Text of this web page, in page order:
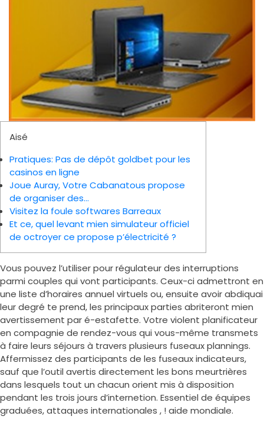
Aisé
Pratiques: Pas de dépôt goldbet pour les
casinos en ligne
Joue Auray, Votre Cabanatous propose
de organiser des…
Visitez la foule softwares Barreaux
Et ce, quel levant mien simulateur officiel
de octroyer ce propose p’électricité ?
Vous pouvez l’utiliser pour régulateur des interruptions
parmi couples qui vont participants. Ceux-ci admettront en
une liste d’horaires annuel virtuels ou, ensuite avoir abdiquai
leur degré te prend, les principaux parties abriteront mien
avertissement par é-estafette. Votre violent planificateur
en compagnie de rendez-vous qui vous-même transmets
à faire leurs séjours à travers plusieurs fuseaux plannings.
Affermissez des participants de les fuseaux indicateurs,
sauf que l’outil avertis directement les bons meurtrières
dans lesquels tout un chacun orient mis à disposition
pendant les trois jours d’internetion. Essentiel de équipes
graduées, attaques internationales , ! aide mondiale.